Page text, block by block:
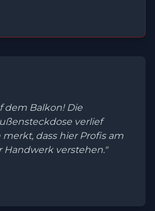
dem Balkon! Die
verlief
dass hier Profis am
Handwerk verstehen."